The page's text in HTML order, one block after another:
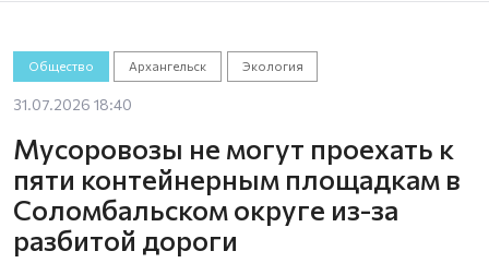
Общество Архангельск Экология
31.07.2026 18:40
Мусоровозы не могут проехать к
пяти контейнерным площадкам в
Соломбальском округе из-за
разбитой дороги